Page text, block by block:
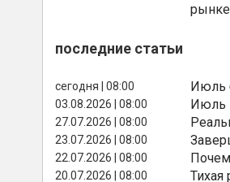
последние статьи
сегодня | 08:00 Июль
03.08.2026 | 08:00 Июль
27.07.2026 | 08:00
23.07.2026 | 08:00
22.07.2026 | 08:00
20.07.2026 | 08:00